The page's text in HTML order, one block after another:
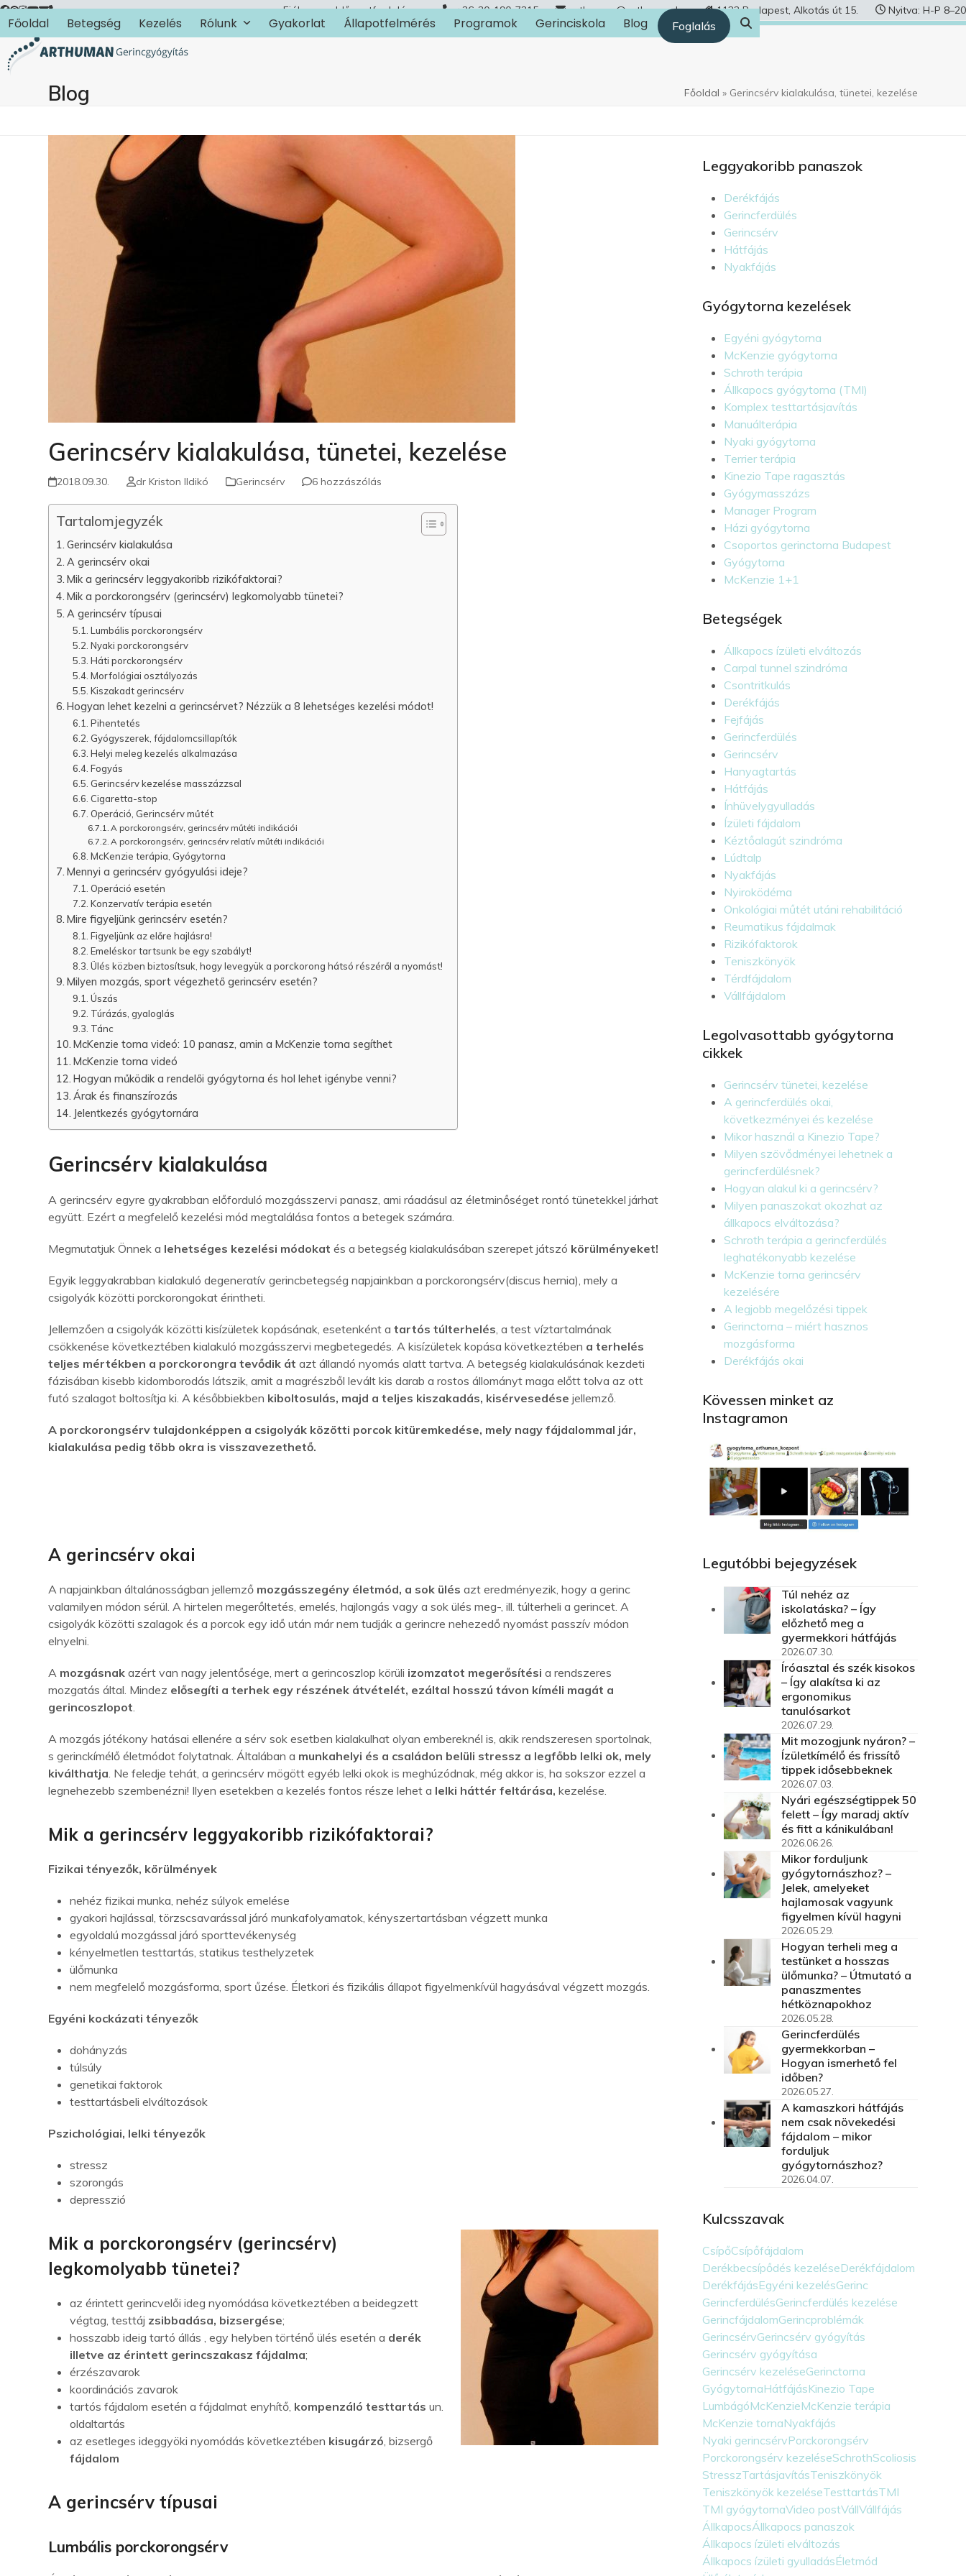
Skip
to
content
Fiókom Időpontfoglalás +36-30-190-7315 arthuman@arthuman.hu 1122 Budapest, Alkotás út 15. Nyitva: H-P 8–20
Főoldal Betegség Kezelés Rólunk Gyakorlat Állapotfelmérés Programok Gerinciskola Blog Foglalás
Blog Főoldal » Gerincsérv kialakulása, tünetei, kezelése
Gerincsérv kialakulása, tünetei, kezelése
2018.09.30. dr Kriston Ildikó Gerincsérv 6 hozzászólás
Tartalomjegyzék
Gerincsérv kialakulása
A gerincsérv okai
Mik a gerincsérv leggyakoribb rizikófaktorai?
Mik a porckorongsérv (gerincsérv) legkomolyabb tünetei?
A gerincsérv típusai
Lumbális porckorongsérv
Nyaki porckorongsérv
Háti porckorongsérv
Morfológiai osztályozás
Kiszakadt gerincsérv
Hogyan lehet kezelni a gerincsérvet? Nézzük a 8 lehetséges kezelési módot!
Pihentetés
Gyógyszerek, fájdalomcsillapítók
Helyi meleg kezelés alkalmazása
Fogyás
Gerincsérv kezelése masszázzsal
Cigaretta-stop
Operáció, Gerincsérv műtét
A porckorongsérv, gerincsérv műtéti indikációi
A porckorongsérv, gerincsérv relatív műtéti indikációi
McKenzie terápia, Gyógytorna
Mennyi a gerincsérv gyógyulási ideje?
Operáció esetén
Konzervatív terápia esetén
Mire figyeljünk gerincsérv esetén?
Figyeljünk az előre hajlásra!
Emeléskor tartsunk be egy szabályt!
Ülés közben biztosítsuk, hogy levegyük a porckorong hátsó részéről a nyomást!
Milyen mozgás, sport végezhető gerincsérv esetén?
Úszás
Túrázás, gyaloglás
Tánc
McKenzie torna videó: 10 panasz, amin a McKenzie torna segíthet
McKenzie torna videó
Hogyan működik a rendelői gyógytorna és hol lehet igénybe venni?
Árak és finanszírozás
Jelentkezés gyógytornára
Gerincsérv kialakulása
A gerincsérv egyre gyakrabban előforduló mozgásszervi panasz, ami ráadásul az életminőséget rontó tünetekkel járhat
együtt. Ezért a megfelelő kezelési mód megtalálása fontos a betegek számára.
Megmutatjuk Önnek a lehetséges kezelési módokat és a betegség kialakulásában szerepet játszó körülményeket!
Egyik leggyakrabban kialakuló degeneratív gerincbetegség napjainkban a porckorongsérv(discus hernia), mely a
csigolyák közötti porckorongokat érintheti.
Jellemzően a csigolyák közötti kisízületek kopásának, esetenként atartós túlterhelés , a test víztartalmának
csökkenése következtében kialakuló mozgásszervi megbetegedés. A kisízületek kopása következtében a terhelés
teljes mértékben a porckorongra tevődik át azt állandó nyomás alatt tartva. A betegség kialakulásának kezdeti
fázisában kisebb kidomborodás látszik, amit a magrészből levált kis darab a rostos állományt maga előtt tolva az ott
futó szalagot boltosítja ki. A későbbiekben kiboltosulás, majd a teljes kiszakadás, kisérvesedése jellemző.
A porckorongsérv tulajdonképpen a csigolyák közötti porcok kitüremkedése, mely nagy fájdalommal jár,
kialakulása pedig több okra is visszavezethető.
A gerincsérv okai
A napjainkban általánosságban jellemző mozgásszegény életmód, a sok ülés azt eredményezik, hogy a gerinc
valamilyen módon sérül. A hirtelen megerőltetés, emelés, hajlongás vagy a sok ülés meg-, ill. túlterheli a gerincet. A
csigolyák közötti szalagok és a porcok egy idő után már nem tudják a gerincre nehezedő nyomást passzív módon
elnyelni.
A mozgásnak azért van nagy jelentősége, mert a gerincoszlop körüli izomzatot megerősítésia rendszeres
mozgatás által. Mindez elősegíti a terhek egy részének átvételét, ezáltal hosszú távon kíméli magát a
gerincoszlopot
A mozgás jótékony hatásai ellenére a sérv sok esetben kialakulhat olyan embereknél is, akik rendszeresen sportolnak,
s gerinckímélő életmódot folytatnak. Általában a munkahelyi és a családon belüli stressz a legfőbb lelki ok, mely
kiválthatja . Ne feledje tehát, a gerincsérv mögött egyéb lelki okok is meghúzódnak, még akkor is, ha sokszor ezzel a
legnehezebb szembenézni! Ilyen esetekben a kezelés fontos része lehet a lelki háttér feltárása, kezelése.
Mik a gerincsérv leggyakoribb rizikófaktorai?
Fizikai tényezők, körülmények
nehéz fizikai munka, nehéz súlyok emelése
gyakori hajlással, törzscsavarással járó munkafolyamatok, kényszertartásban végzett munka
egyoldalú mozgással járó sporttevékenység
kényelmetlen testtartás, statikus testhelyzetek
ülőmunka
nem megfelelő mozgásforma, sport űzése. Életkori és fizikális állapot figyelmenkívül hagyásával végzett mozgás.
Egyéni kockázati tényezők
dohányzás
túlsúly
genetikai faktorok
testtartásbeli elváltozások
Pszichológiai, lelki tényezők
stressz
szorongás
depresszió
Mik a porckorongsérv (gerincsérv)
legkomolyabb tünetei?
az érintett gerincvelői ideg nyomódása következtében a beidegzett
végtag, testtáj zsibbadása, bizsergése;
hosszabb ideig tartó állás , egy helyben történő ülés esetén a derék
illetve az érintett gerincszakasz fájdalma;
érzészavarok
koordinációs zavarok
tartós fájdalom esetén a fájdalmat enyhítő, kompenzáló testtartás un.
oldaltartás
az esetleges ideggyöki nyomódás következtében kisugárzó , bizsergő
fájdalom
A gerincsérv típusai
Lumbális porckorongsérv
Leggyakoribb panaszok
Derékfájás
Gerincferdülés
Gerincsérv
Hátfájás
Nyakfájás
Gyógytorna kezelések
Egyéni gyógytorna
McKenzie gyógytorna
Schroth terápia
Állkapocs gyógytorna (TMI)
Komplex testtartásjavítás
Manuálterápia
Nyaki gyógytorna
Terrier terápia
Kinezio Tape ragasztás
Gyógymasszázs
Manager Program
Házi gyógytorna
Csoportos gerinctorna Budapest
Gyógytorna
McKenzie 1+1
Betegségek
Állkapocs ízületi elváltozás
Carpal tunnel szindróma
Csontritkulás
Derékfájás
Fejfájás
Gerincferdülés
Gerincsérv
Hanyagtartás
Hátfájás
Ínhüvelygyulladás
Ízületi fájdalom
Kéztőalagút szindróma
Lúdtalp
Nyakfájás
Nyiroködéma
Onkológiai műtét utáni rehabilitáció
Reumatikus fájdalmak
Rizikófaktorok
Teniszkönyök
Térdfájdalom
Vállfájdalom
Legolvasottabb gyógytorna
cikkek
Gerincsérv tünetei, kezelése
A gerincferdülés okai,
következményei és kezelése
Mikor használ a Kinezio Tape?
Milyen szövődményei lehetnek a
gerincferdülésnek?
Hogyan alakul ki a gerincsérv?
Milyen panaszokat okozhat az
állkapocs elváltozása?
Schroth terápia a gerincferdülés
leghatékonyabb kezelése
McKenzie torna gerincsérv
kezelésére
A legjobb megelőzési tippek
Gerinctorna – miért hasznos
mozgásforma
Derékfájás okai
Kövessen minket az
Instagramon
Legutóbbi bejegyzések
Túl nehéz az
iskolatáska? – Így
előzhető meg a
gyermekkori hátfájás
2026.07.30.
Íróasztal és szék kisokos
– Így alakítsa ki az
ergonomikus
tanulósarkot
2026.07.29.
Mit mozogjunk nyáron? –
Ízületkímélő és frissítő
tippek idősebbeknek
2026.07.03.
Nyári egészségtippek 50
felett – Így maradj aktív
és fitt a kánikulában!
2026.06.26.
Mikor forduljunk
gyógytornászhoz? –
Jelek, amelyeket
hajlamosak vagyunk
figyelmen kívül hagyni
2026.05.29.
Hogyan terheli meg a
testünket a hosszas
ülőmunka? – Útmutató a
panaszmentes
hétköznapokhoz
2026.05.28.
Gerincferdülés
gyermekkorban –
Hogyan ismerhető fel
időben?
2026.05.27.
A kamaszkori hátfájás
nem csak növekedési
fájdalom – mikor
forduljuk
gyógytornászhoz?
2026.04.07.
Kulcsszavak
CsípőCsípőfájdalom
Derékbecsípődés kezeléseDerékfájdalom
DerékfájásEgyéni kezelésGerinc
GerincferdülésGerincferdülés kezelése
GerincfájdalomGerincproblémák
GerincsérvGerincsérv gyógyítás
Gerincsérv gyógyítása
Gerincsérv kezeléseGerinctorna
GyógytornaHátfájásKinezio Tape
LumbágóMcKenzieMcKenzie terápia
McKenzie tornaNyakfájás
Nyaki gerincsérvPorckorongsérv
Porckorongsérv kezeléseSchrothScoliosis
StresszTartásjavításTeniszkönyök
Teniszkönyök kezeléseTesttartásTMI
TMI gyógytornaVideo postVállVállfájás
ÁllkapocsÁllkapocs panaszok
Állkapocs ízületi elváltozás
Állkapocs ízületi gyulladásÉletmód